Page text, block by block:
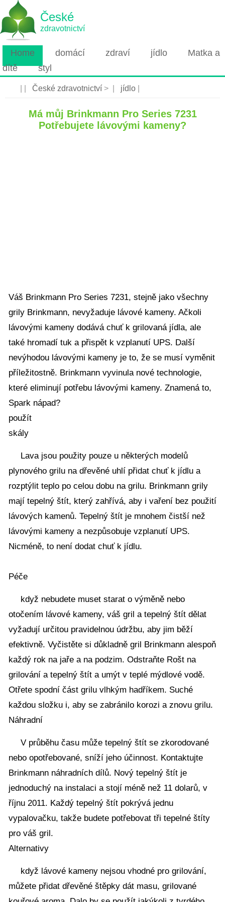
České
zdravotnictví
Home domácí zdraví jídlo
Matka a
dítě
styl
České zdravotnictví > | jídlo
Má můj Brinkmann Pro Series 7231
Potřebujete lávovými kameny?
Váš Brinkmann Pro Series 7231, stejně jako všechny
grily Brinkmann, nevyžaduje lávové kameny. Ačkoli
lávovými kameny dodává chuť k grilovaná jídla, ale
také hromadí tuk a přispět k vzplanutí UPS. Další
nevýhodou lávovými kameny je to, že se musí vyměnit
příležitostně. Brinkmann vyvinula nové technologie,
které eliminují potřebu lávovými kameny. Znamená to,
Spark nápad?
použít
skály
Lava jsou použity pouze u některých modelů
plynového grilu na dřevěné uhlí přidat chuť k jídlu a
rozptýlit teplo po celou dobu na grilu. Brinkmann grily
mají tepelný štít, který zahřívá, aby i vaření bez použití
lávových kamenů. Tepelný štít je mnohem čistší než
lávovými kameny a nezpůsobuje vzplanutí UPS.
Nicméně, to není dodat chuť k jídlu.
Péče
když nebudete muset starat o výměně nebo
otočením lávové kameny, váš gril a tepelný štít dělat
vyžadují určitou pravidelnou údržbu, aby jim běží
efektivně. Vyčistěte si důkladně gril Brinkmann alespoň
každý rok na jaře a na podzim. Odstraňte Rošt na
grilování a tepelný štít a umýt v teplé mýdlové vodě.
Otřete spodní část grilu vlhkým hadříkem. Suché
každou složku i, aby se zabránilo korozi a znovu grilu.
Náhradní
V průběhu času může tepelný štít se zkorodované
nebo opotřebované, sníží jeho účinnost. Kontaktujte
Brinkmann náhradních dílů. Nový tepelný štít je
jednoduchý na instalaci a stojí méně než 11 dolarů, v
říjnu 2011. Každý tepelný štít pokrývá jednu
vypalovačku, takže budete potřebovat tři tepelné štíty
pro váš gril.
Alternativy
když lávové kameny nejsou vhodné pro grilování,
můžete přidat dřevěné štěpky dát masu, grilované